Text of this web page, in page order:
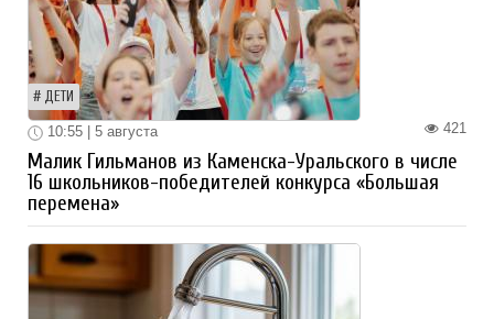
ДЕТИ
421
10:55 | 5 августа
Малик Гильманов из Каменска-Уральского в числе
16 школьников-победителей конкурса «Большая
перемена»